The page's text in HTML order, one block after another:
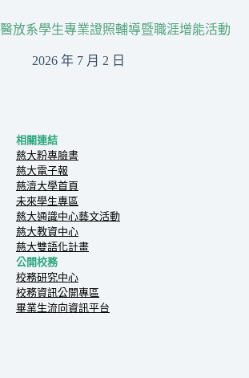
醫放系學生專業證照輔導暨職涯增能活動
2026 年 7 月 2 日
相關連結
慈大粉專臉書
慈大電子報
慈濟大學首頁
未來學生專區
慈大通識中心藝文活動
慈大教資中心
慈大雙語化計畫
公開校務
校務研究中心
校務資訊公開專區
畢業生流向資訊平台